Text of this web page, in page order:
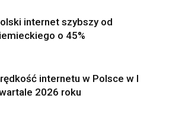
internet szybszy od
o 45%
internetu w Polsce w I
2026 roku